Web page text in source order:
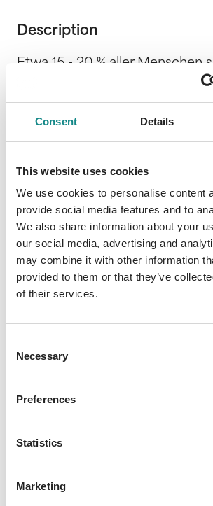
Consent Details
This website uses cookies
We use cookies to personalise content
provide social media features and to
We also share information about your
our social media, advertising and
may combine it with other information
provided to them or that they’ve
of their services.
Selection
Necessary
Preferences
Statistics
Marketing
Description
Etwa 15 - 20 % aller Menschen
hochsensibel, das heißt: Sie
empfinden sinnlicher und
Hochsensibilität kann Fluch
beschreibt der Psychologische
Salig u.a. - den Unterschied
Verliebtsein und Liebe, - die
verschiedenen Motivationen
Partnersuche, - die
Hochsensiblen und Narzissten,
Bedeutung bedingungsloser
Besonderheiten hochsensibler